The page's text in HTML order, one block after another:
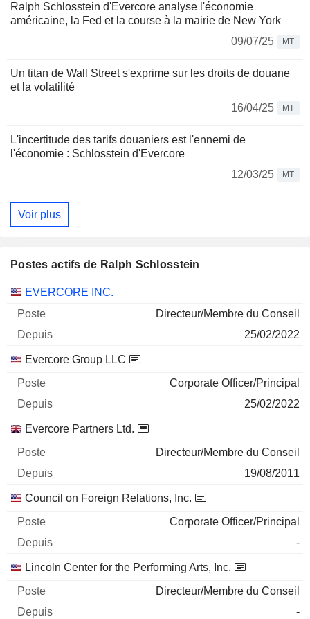
Ralph Schlosstein d'Evercore analyse l'économie
américaine, la Fed et la course à la mairie de New York
09/07/25
MT
Un titan de Wall Street s'exprime sur les droits de douane
et la volatilité
16/04/25
MT
L'incertitude des tarifs douaniers est l'ennemi de
l'économie : Schlosstein d'Evercore
12/03/25
MT
Voir plus
Postes actifs de Ralph Schlosstein
Sociétés Poste Début
EVERCORE INC.
Directeur/Membre du Conseil
25/02/2022
Evercore Group LLC
Corporate Officer/Principal
25/02/2022
Evercore Partners Ltd.
Directeur/Membre du Conseil
19/08/2011
Council on Foreign Relations, Inc.
Corporate Officer/Principal
-
Lincoln Center for the Performing Arts, Inc.
Directeur/Membre du Conseil
-